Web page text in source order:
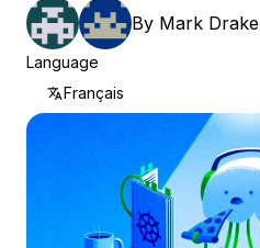
By Mark Drake
Language
Français